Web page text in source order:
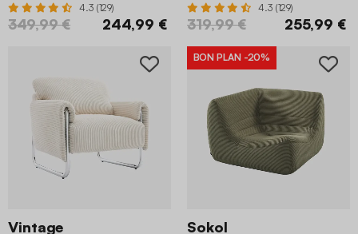
4.3 (129)
349,99 € 244,99 €
4.3 (129)
319,99 € 255,99 €
Vintage
BON PLAN -20%
Sokol